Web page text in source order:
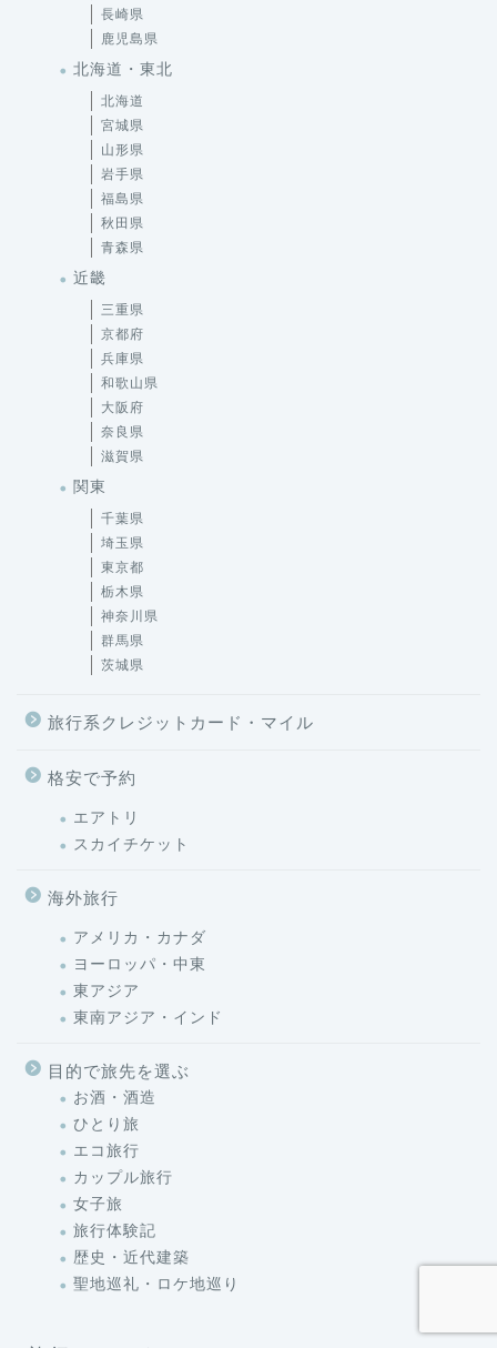
長崎県
鹿児島県
北海道・東北
北海道
宮城県
山形県
岩手県
福島県
秋田県
青森県
近畿
三重県
京都府
兵庫県
和歌山県
大阪府
奈良県
滋賀県
関東
千葉県
埼玉県
東京都
栃木県
神奈川県
群馬県
茨城県
旅行系クレジットカード・マイル
格安で予約
エアトリ
スカイチケット
海外旅行
アメリカ・カナダ
ヨーロッパ・中東
東アジア
東南アジア・インド
目的で旅先を選ぶ
お酒・酒造
ひとり旅
エコ旅行
カップル旅行
女子旅
旅行体験記
歴史・近代建築
聖地巡礼・ロケ地巡り